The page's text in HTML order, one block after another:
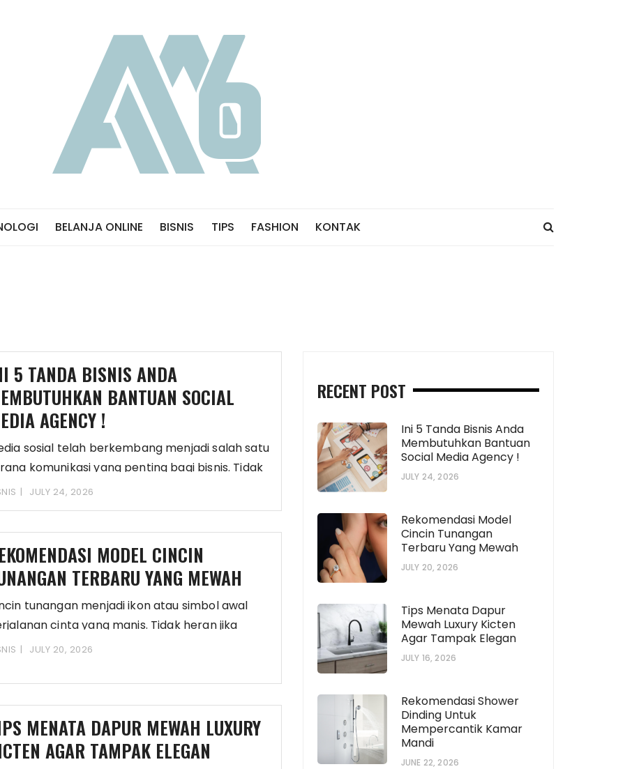
BELANJA ONLINE BISNIS TIPS FASHION KONTAK
5 TANDA BISNIS ANDA
BANTUAN SOCIAL
AGENCY !
sosial telah berkembang menjadi salah satu
komunikasi yang penting bagi bisnis. Tidak
JULY 24, 2026
MODEL CINCIN
TERBARU YANG MEWAH
tunangan menjadi ikon atau simbol awal
cinta yang manis. Tidak heran jika
JULY 20, 2026
MENATA DAPUR MEWAH LUXURY
AGAR TAMPAK ELEGAN
RECENT POST
Ini 5 Tanda Bisnis Anda
Membutuhkan Bantuan
Social Media Agency !
JULY 24, 2026
Rekomendasi Model
Cincin Tunangan
Terbaru Yang Mewah
JULY 20, 2026
Tips Menata Dapur
Mewah Luxury Kicten
Agar Tampak Elegan
JULY 16, 2026
Rekomendasi Shower
Dinding Untuk
Mempercantik Kamar
Mandi
JUNE 22, 2026